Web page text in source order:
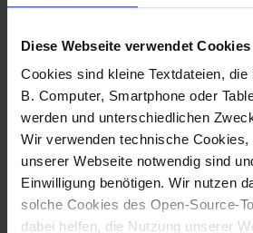
Diese Webseite verwendet Cookies
Cookies sind kleine Textdateien,
B. Computer, Smartphone oder
werden und unterschiedlichen
Wir verwenden technische Cookies,
unserer Webseite notwendig sind
Einwilligung benötigen. Wir nutzen
solche Cookies des Open-Source-
dabei helfen, die Nutzung unserer
Fotografo: Lorenz
Sternbach
Download